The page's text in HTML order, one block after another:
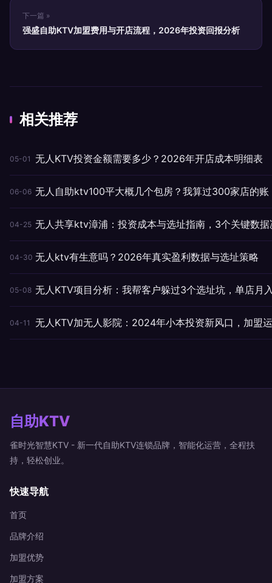
下一篇 »
强盛自助KTV加盟费用与开店流程，2026年投资回报分析
相关推荐
05-01 无人KTV投资金额需要多少？2026年开店成本明细表
06-06 无人自助ktv100平大概几个包房？我算过300家店的账
04-25 无人共享ktv漳浦：投资成本与选址指南，3个关键数据
04-30 无人ktv有生意吗？2026年真实盈利数据与选址策略
05-08 无人KTV项目分析：我帮客户躲过3个选址坑，单店月
04-11 无人KTV加无人影院：2024年小本投资新风口，加盟
自助KTV
雀时光智慧KTV - 新一代自助KTV连锁品牌，智能化运营，全程扶
持，轻松创业。
快速导航
首页
品牌介绍
加盟优势
加盟方案